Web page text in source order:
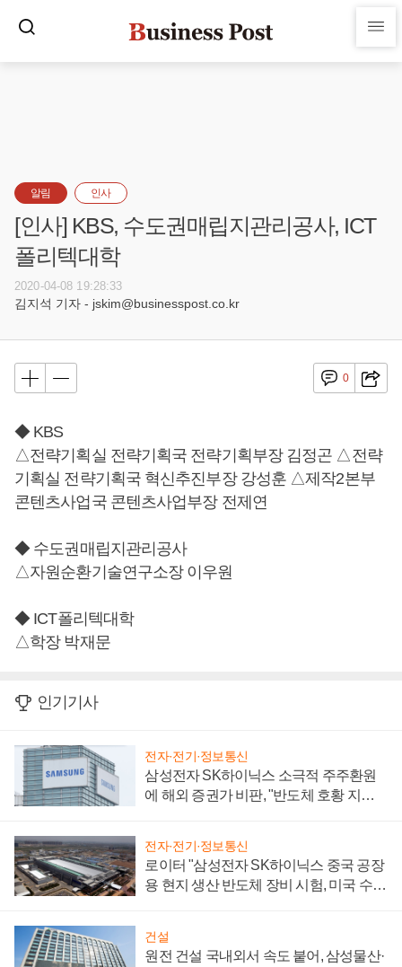
알림 인사
[인사] KBS, 수도권매립지관리공사, ICT
폴리텍대학
2020-04-08 19:28:33
김지석 기자 - jskim@businesspost.co.kr
0
◆ KBS
△전략기획실 전략기획국 전략기획부장 김정곤 △전략
기획실 전략기획국 혁신추진부장 강성훈 △제작2본부
콘텐츠사업국 콘텐츠사업부장 전제연
◆ 수도권매립지관리공사
△자원순환기술연구소장 이우원
◆ ICT폴리텍대학
△학장 박재문
인기기사
전자·전기·정보통신
삼성전자 SK하이닉스 소극적 주주환원
에 해외 증권가 비판, "반도체 호황 지속
전자·전기·정보통신
로이터 "삼성전자 SK하이닉스 중국 공장
용 현지 생산 반도체 장비 시험, 미국 수출
건설
원전 건설 국내외서 속도 붙어, 삼성물산·